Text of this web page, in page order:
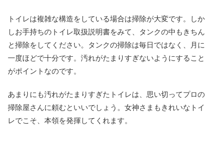
トイレは複雑な構造をしている場合は掃除が大変です。しか
しお手持ちのトイレ取扱説明書をみて、タンクの中もきちん
と掃除をしてください。タンクの掃除は毎日ではなく、月に
一度ほどで十分です。汚れがたまりすぎないようにすること
がポイントなのです。
あまりにも汚れがたまりすぎたトイレは、思い切ってプロの
掃除屋さんに頼むといいでしょう。女神さまもきれいなトイ
レでこそ、本領を発揮してくれます。